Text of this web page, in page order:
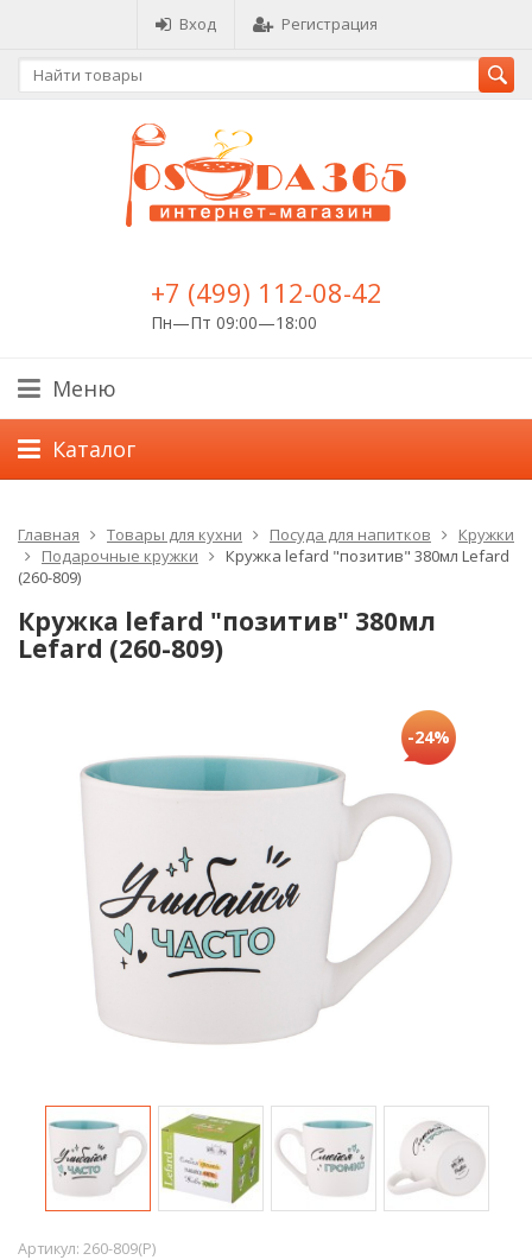
Вход Регистрация
+7 (499) 112-08-42
Пн—Пт 09:00—18:00
Меню
Каталог
Главная Товары для кухни Посуда для напитков
Кружки
Подарочные кружки
Кружка lefard "позитив" 380мл Lefard
(260-809)
Кружка lefard "позитив" 380мл
Lefard (260-809)
-24%
Артикул: 260-809(P)